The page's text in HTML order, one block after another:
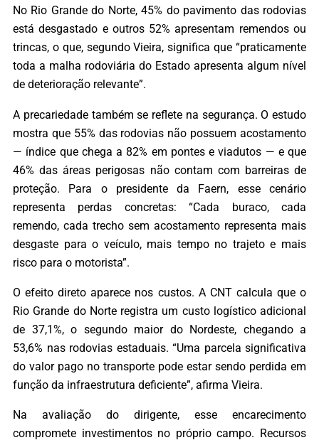
No Rio Grande do Norte, 45% do pavimento das rodovias
está desgastado e outros 52% apresentam remendos ou
trincas, o que, segundo Vieira, significa que “praticamente
toda a malha rodoviária do Estado apresenta algum nível
de deterioração relevante”.
A precariedade também se reflete na segurança. O estudo
mostra que 55% das rodovias não possuem acostamento
— índice que chega a 82% em pontes e viadutos — e que
46% das áreas perigosas não contam com barreiras de
proteção. Para o presidente da Faern, esse cenário
representa perdas concretas: “Cada buraco, cada
remendo, cada trecho sem acostamento representa mais
desgaste para o veículo, mais tempo no trajeto e mais
risco para o motorista”.
O efeito direto aparece nos custos. A CNT calcula que o
Rio Grande do Norte registra um custo logístico adicional
de 37,1%, o segundo maior do Nordeste, chegando a
53,6% nas rodovias estaduais. “Uma parcela significativa
do valor pago no transporte pode estar sendo perdida em
função da infraestrutura deficiente”, afirma Vieira.
Na avaliação do dirigente, esse encarecimento
compromete investimentos no próprio campo. Recursos